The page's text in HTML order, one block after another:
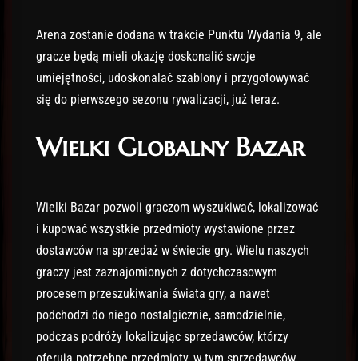
Arena zostanie dodana w trakcie Punktu Wydania 9, ale
gracze będą mieli okazję doskonalić swoje
umiejętności, udoskonalać szablony i przygotowywać
się do pierwszego sezonu rywalizacji, już teraz.
Wielki Globalny Bazar
Wielki Bazar pozwoli graczom wyszukiwać, lokalizować
i kupować wszystkie przedmioty wystawione przez
dostawców na sprzedaż w świecie gry. Wielu naszych
graczy jest zaznajomionych z dotychczasowym
procesem przeszukiwania świata gry, a nawet
podchodzi do niego nostalgicznie, samodzielnie,
podczas podróży lokalizując sprzedawców, którzy
oferują potrzebne przedmioty, w tym sprzedawców